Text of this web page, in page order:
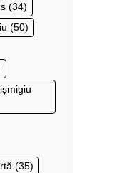
(34)
(50)
(35)